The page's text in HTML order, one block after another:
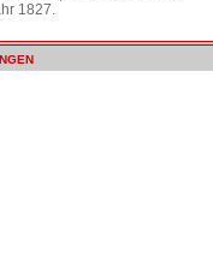
1827.